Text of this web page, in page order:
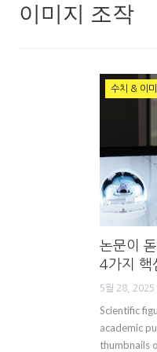
이미지 조작
수치 & 이미
논문이
4가지 핵
5월 28, 2025
Scientific
academic
thumbnails